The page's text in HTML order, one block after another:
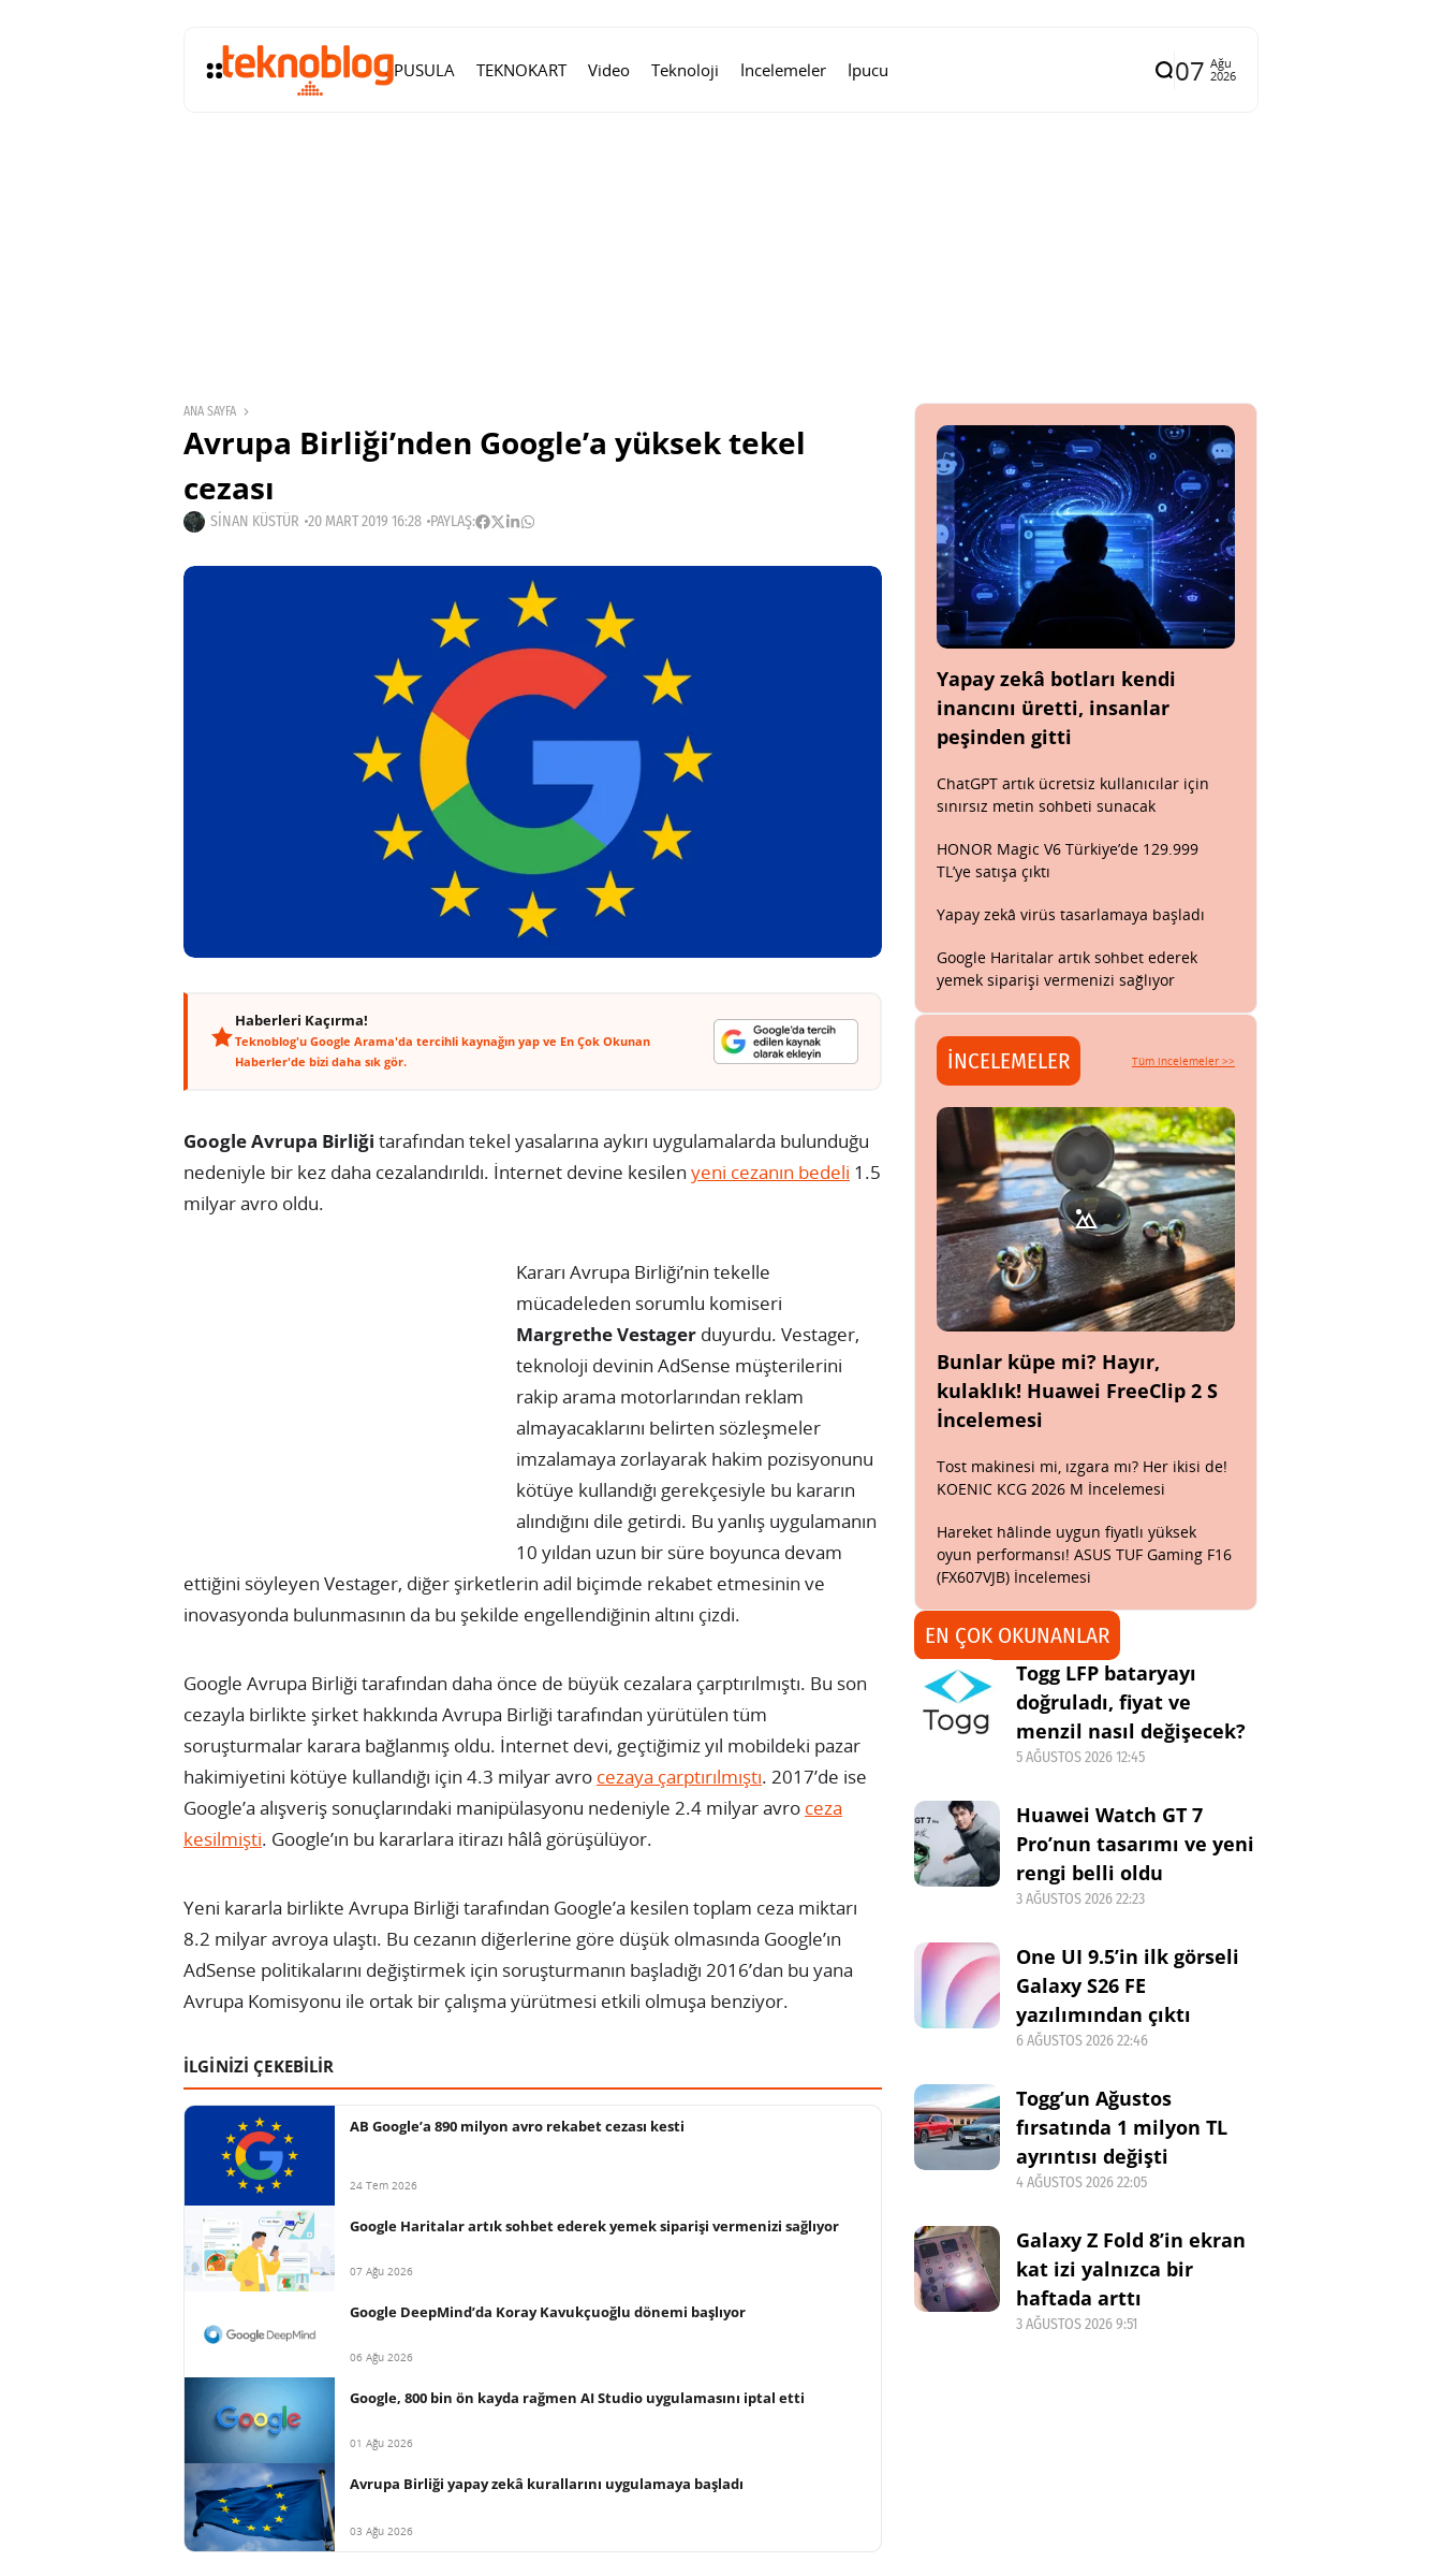
PUSULA TEKNOKART Video Teknoloji İncelemeler İpucu 07 Ağu
2026
ANA SAYFA
Avrupa Birliği’nden Google’a yüksek tekel
cezası
SINAN KÜSTÜR 20 MART 2019 16:28 PAYLAŞ:
Haberleri Kaçırma!
Teknoblog'u Google Arama'da tercihli kaynağın yap ve En Çok Okunan
Haberler'de bizi daha sık gör.
Google Avrupa Birliği tarafından tekel yasalarına aykırı uygulamalarda bulunduğu
nedeniyle bir kez daha cezalandırıldı. İnternet devine kesilen yeni cezanın bedeli 1.5
milyar avro oldu.
Kararı Avrupa Birliği’nin tekelle
mücadeleden sorumlu komiseri
Margrethe Vestager duyurdu. Vestager,
teknoloji devinin AdSense müşterilerini
rakip arama motorlarından reklam
almayacaklarını belirten sözleşmeler
imzalamaya zorlayarak hakim pozisyonunu
kötüye kullandığı gerekçesiyle bu kararın
alındığını dile getirdi. Bu yanlış uygulamanın
10 yıldan uzun bir süre boyunca devam
ettiğini söyleyen Vestager, diğer şirketlerin adil biçimde rekabet etmesinin ve
inovasyonda bulunmasının da bu şekilde engellendiğinin altını çizdi.
Google Avrupa Birliği tarafından daha önce de büyük cezalara çarptırılmıştı. Bu son
cezayla birlikte şirket hakkında Avrupa Birliği tarafından yürütülen tüm
soruşturmalar karara bağlanmış oldu. İnternet devi, geçtiğimiz yıl mobildeki pazar
hakimiyetini kötüye kullandığı için 4.3 milyar avro cezaya çarptırılmıştı. 2017’de ise
Google’a alışveriş sonuçlarındaki manipülasyonu nedeniyle 2.4 milyar avro ceza
kesilmişti. Google’ın bu kararlara itirazı hâlâ görüşülüyor.
Yeni kararla birlikte Avrupa Birliği tarafından Google’a kesilen toplam ceza miktarı
8.2 milyar avroya ulaştı. Bu cezanın diğerlerine göre düşük olmasında Google’ın
AdSense politikalarını değiştirmek için soruşturmanın başladığı 2016’dan bu yana
Avrupa Komisyonu ile ortak bir çalışma yürütmesi etkili olmuşa benziyor.
İLGİNİZİ ÇEKEBİLİR
AB Google’a 890 milyon avro rekabet cezası kesti
24 Tem 2026
Google Haritalar artık sohbet ederek yemek siparişi vermenizi sağlıyor
07 Ağu 2026
Google DeepMind’da Koray Kavukçuoğlu dönemi başlıyor
06 Ağu 2026
Google, 800 bin ön kayda rağmen AI Studio uygulamasını iptal etti
01 Ağu 2026
Avrupa Birliği yapay zekâ kurallarını uygulamaya başladı
03 Ağu 2026
Yapay zekâ botları kendi
inancını üretti, insanlar
peşinden gitti
ChatGPT artık ücretsiz kullanıcılar için
sınırsız metin sohbeti sunacak
HONOR Magic V6 Türkiye’de 129.999
TL’ye satışa çıktı
Yapay zekâ virüs tasarlamaya başladı
Google Haritalar artık sohbet ederek
yemek siparişi vermenizi sağlıyor
İNCELEMELER Tüm incelemeler >>
Bunlar küpe mi? Hayır,
kulaklık! Huawei FreeClip 2 S
İncelemesi
Tost makinesi mi, ızgara mı? Her ikisi de!
KOENIC KCG 2026 M İncelemesi
Hareket hâlinde uygun fiyatlı yüksek
oyun performansı! ASUS TUF Gaming F16
(FX607VJB) İncelemesi
EN ÇOK OKUNANLAR
Togg LFP bataryayı
doğruladı, fiyat ve
menzil nasıl değişecek?
5 AĞUSTOS 2026 12:45
Huawei Watch GT 7
Pro’nun tasarımı ve yeni
rengi belli oldu
3 AĞUSTOS 2026 22:23
One UI 9.5’in ilk görseli
Galaxy S26 FE
yazılımından çıktı
6 AĞUSTOS 2026 22:46
Togg’un Ağustos
fırsatında 1 milyon TL
ayrıntısı değişti
4 AĞUSTOS 2026 22:05
Galaxy Z Fold 8’in ekran
kat izi yalnızca bir
haftada arttı
3 AĞUSTOS 2026 9:51